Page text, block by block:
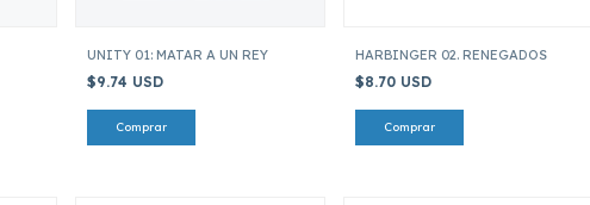
UNITY 01: MATAR A UN REY
$9.74 USD
HARBINGER 02. RENEGADOS
$8.70 USD